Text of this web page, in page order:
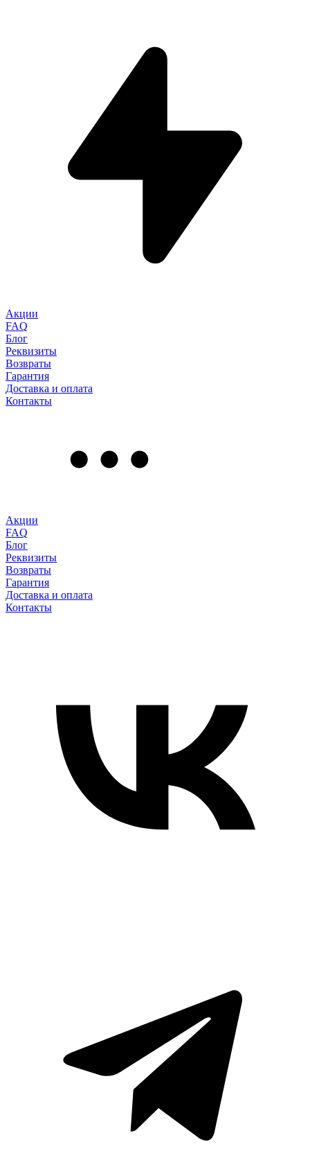
Акции
FAQ
Блог
Реквизиты
Возвраты
Гарантия
Доставка и оплата
Контакты
Акции
FAQ
Блог
Реквизиты
Возвраты
Гарантия
Доставка и оплата
Контакты